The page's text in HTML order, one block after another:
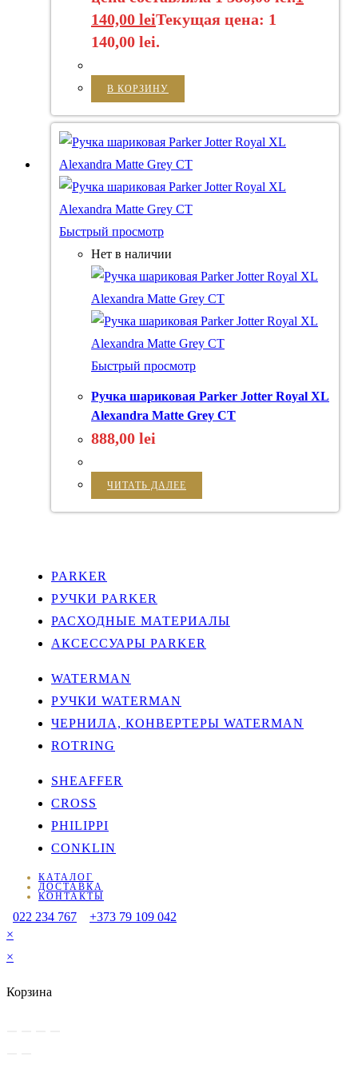
140,00 leiТекущая цена: 1
140,00 lei.
В КОРЗИНУ
Быстрый просмотр
Нет в наличии
Быстрый просмотр
Ручка шариковая Parker Jotter Royal XL
Alexandra Matte Grey CT
888,00 lei
ЧИТАТЬ ДАЛЕЕ
PARKER
РУЧКИ PARKER
РАСХОДНЫЕ МАТЕРИАЛЫ
АКСЕССУАРЫ PARKER
WATERMAN
РУЧКИ WATERMAN
ЧЕРНИЛА, КОНВЕРТЕРЫ WATERMAN
ROTRING
SHEAFFER
CROSS
PHILIPPI
CONKLIN
КАТАЛОГ
ДОСТАВКА
КОНТАКТЫ
022 234 767
+373 79 109 042
×
×
Корзина